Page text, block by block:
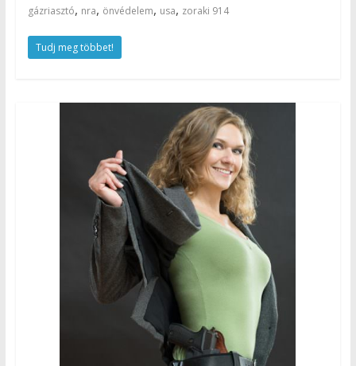
gázriasztó, nra, önvédelem, usa, zoraki 914
Tudj meg többet!